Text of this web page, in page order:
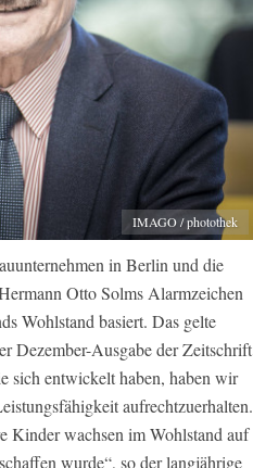
IMAGO / photothek
in Berlin und die
Otto Solms Alarmzeichen
Wohlstand basiert. Das gelte
Dezember-Ausgabe der Zeitschrift
sich entwickelt haben, haben wir
aufrechtzuerhalten.
Kinder wachsen im Wohlstand auf
wurde“, so der langjährige